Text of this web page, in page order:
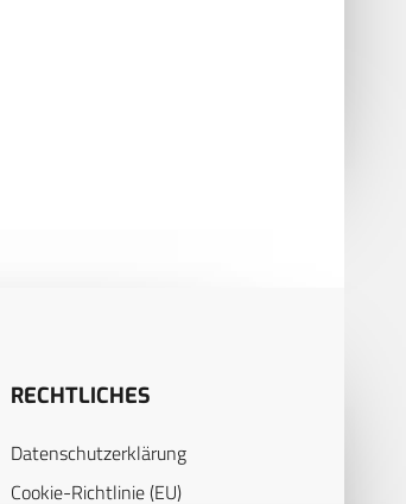
RECHTLICHES
Datenschutzerklärung
Cookie-Richtlinie (EU)